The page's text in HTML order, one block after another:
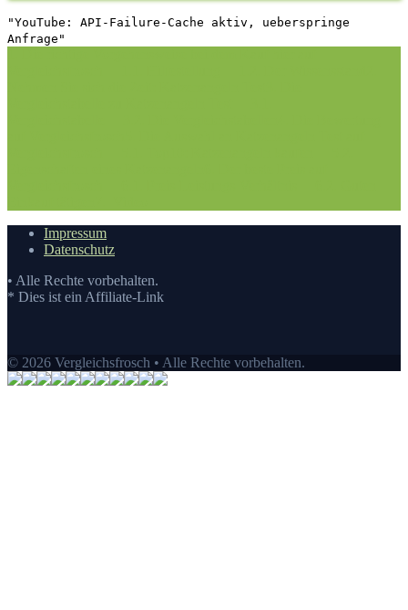
"YouTube: API-Failure-Cache aktiv, ueberspringe
Anfrage"
Impressum
Datenschutz
• Alle Rechte vorbehalten.
* Dies ist ein Affiliate-Link
© 2026 Vergleichsfrosch • Alle Rechte vorbehalten.